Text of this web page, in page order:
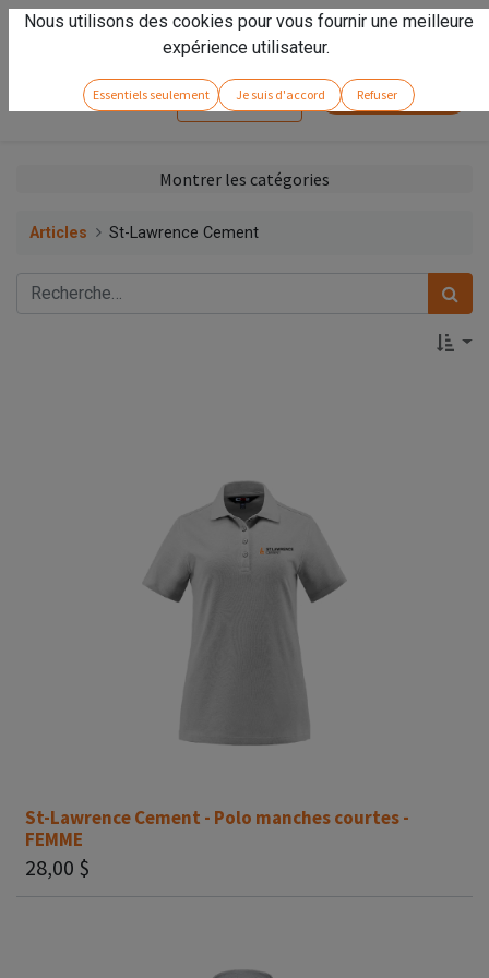
Vivez l'expérienceArseno!
Se connecter Service client
Montrer les catégories
Articles St-Lawrence Cement
St-Lawrence Cement - Polo manches courtes -
FEMME
28,00 $
Nous utilisons des cookies pour vous fournir une meilleure
expérience utilisateur.
Essentiels seulement Je suis d'accord Refuser